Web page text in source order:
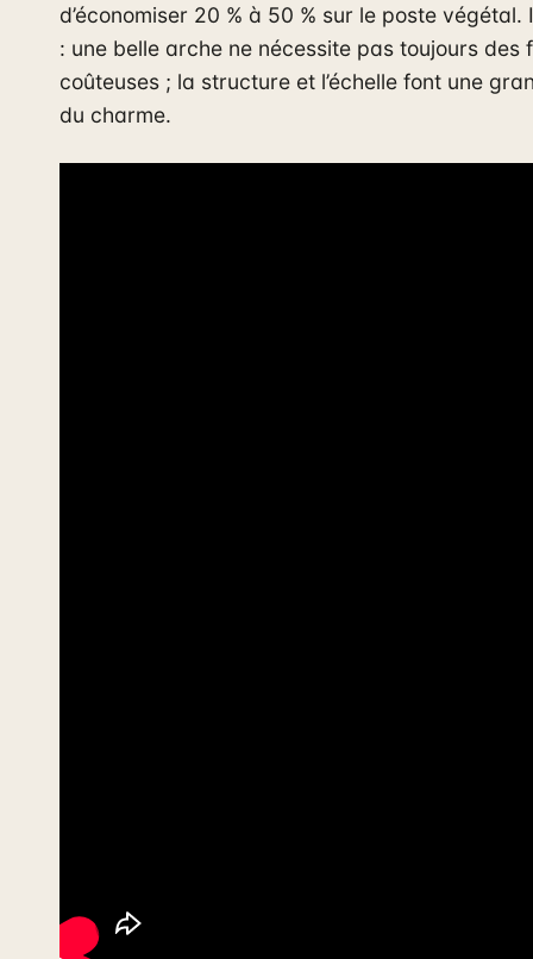
d’économiser 20 % à 50 % sur le poste végétal.
: une belle arche ne nécessite pas toujours des
coûteuses ; la structure et l’échelle font une
du charme.